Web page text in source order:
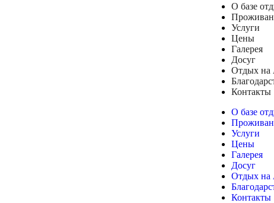
О базе
Услуги
Цены
Галерея
Досуг
Отдых на
Контакты
О базе
Услуги
Цены
Галерея
Досуг
Отдых на
Контакты